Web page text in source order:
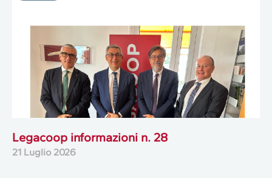
Legacoop informazioni n. 28
21 Luglio 2026